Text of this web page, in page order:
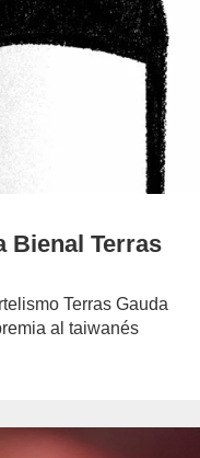
Bienal Terras
Terras Gauda
al taiwanés